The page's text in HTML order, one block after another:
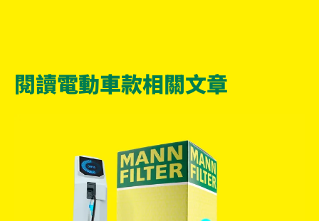
閱讀電動車款相關文章